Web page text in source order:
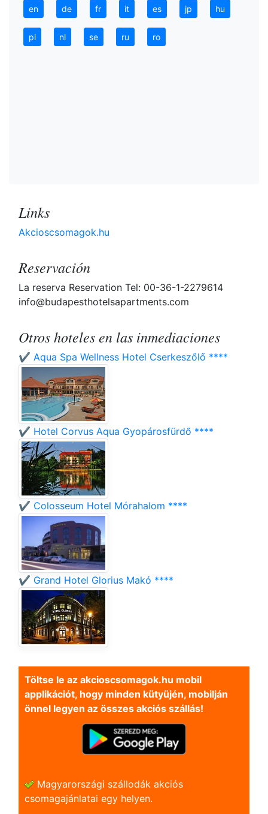
en de fr it es jp hu
pl nl se ru ro
Links
Akcioscsomagok.hu
Reservación
La reserva Reservation Tel: 00-36-1-2279614
info@budapesthotelsapartments.com
Otros hoteles en las inmediaciones
✔️ Aqua Spa Wellness Hotel Cserkeszőlő ****
✔️ Hotel Corvus Aqua Gyopárosfürdő ****
✔️ Colosseum Hotel Mórahalom ****
✔️ Grand Hotel Glorius Makó ****
Töltse le az akcioscsomagok.hu mobil
applikációt, hogy minden kütyüjén, mobilján
önnel legyen az összes akciós szállás!
Magyarországi szállodák akciós
csomagajánlatai egy helyen.